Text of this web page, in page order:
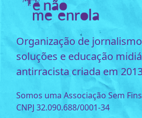
Organização de
soluções e educação
antirracista criada em
Somos uma Associação Sem
CNPJ 32.090.688/0001-34